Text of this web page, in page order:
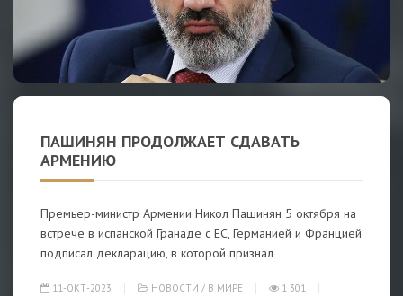
ПАШИНЯН ПРОДОЛЖАЕТ СДАВАТЬ
АРМЕНИЮ
Премьер-министр Армении Никол Пашинян 5 октября на
встрече в испанской Гранаде с ЕС, Германией и Францией
подписал декларацию, в которой признал
11-ОКТ-2023 НОВОСТИ / В МИРЕ
1 301